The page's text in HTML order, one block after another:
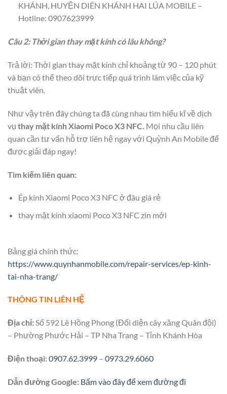
KHÁNH, HUYỆN DIÊN KHÁNH HAI LÚA MOBILE –
Hotline: 0907623999
Câu 2: Thời gian thay mặt kính có lâu không?
Trả lời: Thời gian thay mặt kính chỉ khoảng từ 90 – 120 phút
và bạn có thể theo dõi trực tiếp quá trình làm việc của kỹ
thuật viên.
Như vậy trên đây chúng ta đã cùng nhau tìm hiểu kĩ về dịch
vụ thay mặt kính Xiaomi Poco X3 NFC. Mọi nhu cầu liên
quan cần tư vấn hỗ trợ liên hệ ngay với Quỳnh An Mobile để
được giải đáp ngay!
Tìm kiếm liên quan:
Ép kính Xiaomi Poco X3 NFC ở đâu giá rẻ
thay mặt kính xiaomi Poco X3 NFC zin mới
Bảng giá chính thức:
https://www.quynhanmobile.com/repair-services/ep-kinh-
tai-nha-trang/
THÔNG TIN LIÊN HỆ
Địa chỉ:Số 592 Lê Hồng Phong (Đối diện cây xăng Quân đội)
– Phường Phước Hải – TP Nha Trang – Tỉnh Khánh Hòa
Điện thoại:0907.62.3999 – 0973.29.6060
Dẫn đường Google: Bấm vào đây để xem đường đi